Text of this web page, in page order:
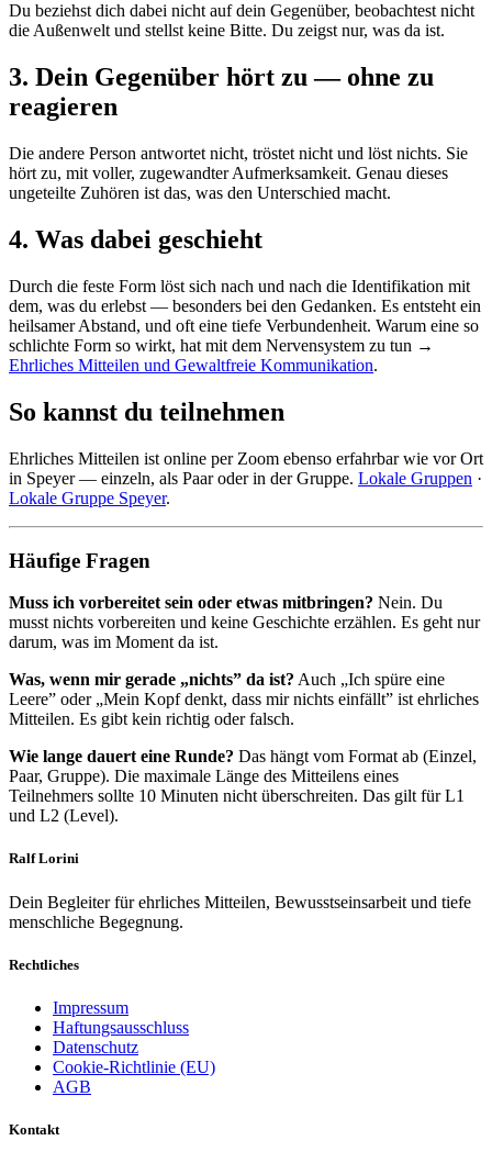
Du beziehst dich dabei nicht auf dein Gegenüber, beobachtest nicht
die Außenwelt und stellst keine Bitte. Du zeigst nur, was da ist.
3. Dein Gegenüber hört zu — ohne zu
reagieren
Die andere Person antwortet nicht, tröstet nicht und löst nichts. Sie
hört zu, mit voller, zugewandter Aufmerksamkeit. Genau dieses
ungeteilte Zuhören ist das, was den Unterschied macht.
4. Was dabei geschieht
Durch die feste Form löst sich nach und nach die Identifikation mit
dem, was du erlebst — besonders bei den Gedanken. Es entsteht ein
heilsamer Abstand, und oft eine tiefe Verbundenheit. Warum eine so
schlichte Form so wirkt, hat mit dem Nervensystem zu tun →
Ehrliches Mitteilen und Gewaltfreie Kommunikation.
So kannst du teilnehmen
Ehrliches Mitteilen ist online per Zoom ebenso erfahrbar wie vor Ort
in Speyer — einzeln, als Paar oder in der Gruppe. Lokale Gruppen ·
Lokale Gruppe Speyer.
Häufige Fragen
Muss ich vorbereitet sein oder etwas mitbringen? Nein. Du
musst nichts vorbereiten und keine Geschichte erzählen. Es geht nur
darum, was im Moment da ist.
Was, wenn mir gerade „nichts” da ist? Auch „Ich spüre eine
Leere” oder „Mein Kopf denkt, dass mir nichts einfällt” ist ehrliches
Mitteilen. Es gibt kein richtig oder falsch.
Wie lange dauert eine Runde? Das hängt vom Format ab (Einzel,
Paar, Gruppe). Die maximale Länge des Mitteilens eines
Teilnehmers sollte 10 Minuten nicht überschreiten. Das gilt für L1
und L2 (Level).
Ralf Lorini
Dein Begleiter für ehrliches Mitteilen, Bewusstseinsarbeit und tiefe
menschliche Begegnung.
Rechtliches
Impressum
Haftungsausschluss
Datenschutz
Cookie-Richtlinie (EU)
AGB
Kontakt